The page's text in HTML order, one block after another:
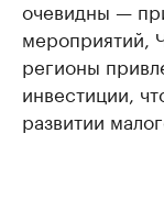
очевидны —
мероприятий,
регионы
инвестиции,
развитии